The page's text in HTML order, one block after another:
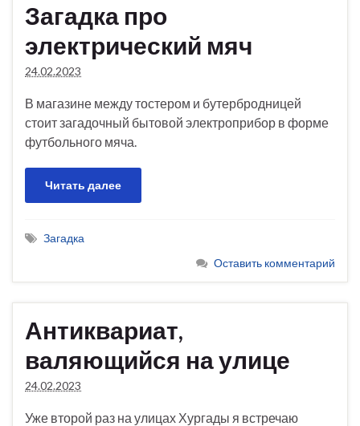
Загадка про
электрический мяч
24.02.2023
В магазине между тостером и бутербродницей
стоит загадочный бытовой электроприбор в форме
футбольного мяча.
Читать далее
Загадка
Оставить комментарий
Антиквариат,
валяющийся на улице
24.02.2023
Уже второй раз на улицах Хургады я встречаю